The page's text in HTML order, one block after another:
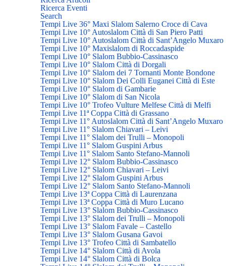
Ricerca Eventi
Search
Tempi Live 36° Maxi Slalom Salerno Croce di Cava
Tempi Live 10° Autoslalom Città di San Piero Patti
Tempi Live 10° Autoslalom Città di Sant’Angelo Muxaro
Tempi Live 10° Maxislalom di Roccadaspide
Tempi Live 10° Slalom Bubbio-Cassinasco
Tempi Live 10° Slalom Città di Dorgali
Tempi Live 10° Slalom dei 7 Tornanti Monte Bondone
Tempi Live 10° Slalom Dei Colli Euganei Città di Este
Tempi Live 10° Slalom di Gambarie
Tempi Live 10° Slalom di San Nicola
Tempi Live 10° Trofeo Vulture Melfese Città di Melfi
Tempi Live 11ª Coppa Città di Grassano
Tempi Live 11° Autoslalom Città di Sant’Angelo Muxaro
Tempi Live 11° Slalom Chiavari – Leivi
Tempi Live 11° Slalom dei Trulli – Monopoli
Tempi Live 11° Slalom Guspini Arbus
Tempi Live 11° Slalom Santo Stefano-Mannoli
Tempi Live 12° Slalom Bubbio-Cassinasco
Tempi Live 12° Slalom Chiavari – Leivi
Tempi Live 12° Slalom Guspini Arbus
Tempi Live 12° Slalom Santo Stefano-Mannoli
Tempi Live 13ª Coppa Città di Laurenzana
Tempi Live 13ª Coppa Città di Muro Lucano
Tempi Live 13° Slalom Bubbio-Cassinasco
Tempi Live 13° Slalom dei Trulli – Monopoli
Tempi Live 13° Slalom Favale – Castello
Tempi Live 13° Slalom Gusana Gavoi
Tempi Live 13° Trofeo Città di Sambatello
Tempi Live 14° Slalom Città di Avola
Tempi Live 14° Slalom Città di Bolca